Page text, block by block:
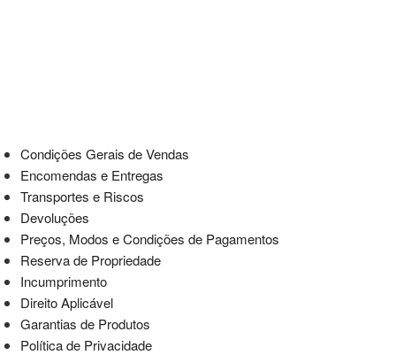
Condições Gerais de Vendas
Encomendas e Entregas
Transportes e Riscos
Devoluções
Preços, Modos e Condições de Pagamentos
Reserva de Propriedade
Incumprimento
Direito Aplicável
Garantias de Produtos
Política de Privacidade